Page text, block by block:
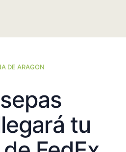
DE ARAGON
tu